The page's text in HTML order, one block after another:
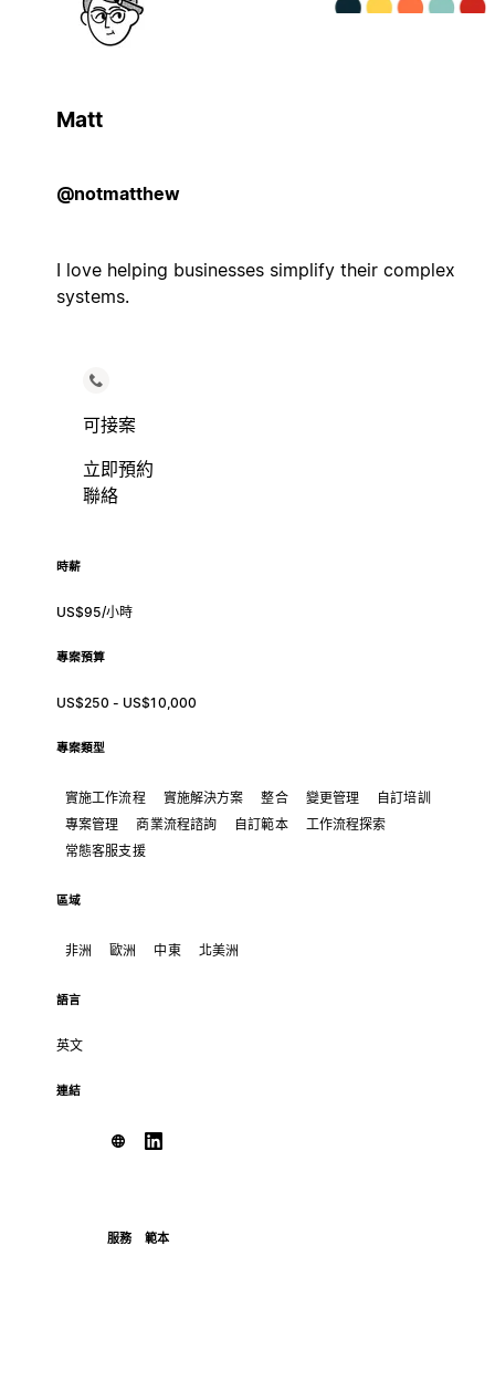
Matt
@notmatthew
I love helping businesses simplify their complex
systems.
可接案
立即預約
聯絡
時薪
US$95/小時
專案預算
US$250 - US$10,000
專案類型
實施工作流程 實施解決方案 整合 變更管理
自訂培訓
專案管理
商業流程諮詢 自訂範本
工作流程探索
常態客服支援
區域
非洲 歐洲 中東 北美洲
語言
英文
連結
服務 範本